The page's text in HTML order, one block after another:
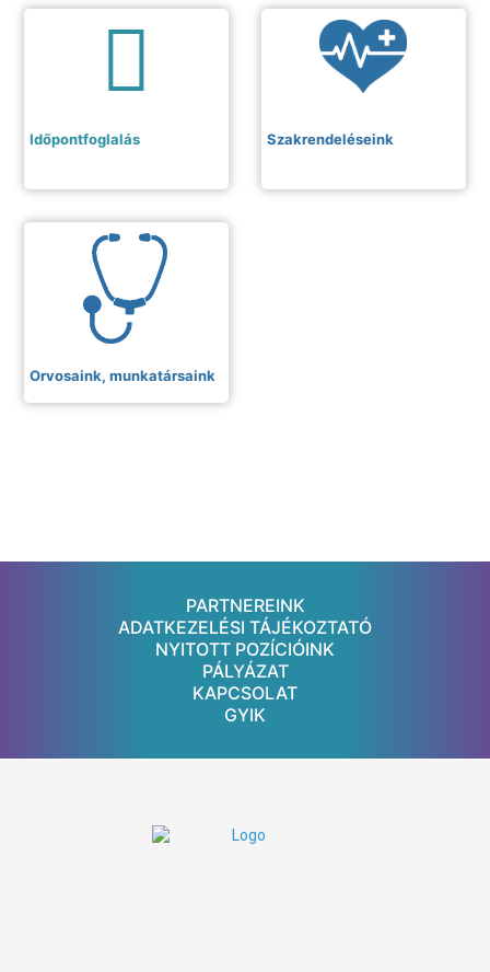
Időpontfoglalás Szakrendeléseink
Orvosaink, munkatársaink
PARTNEREINK
ADATKEZELÉSI TÁJÉKOZTATÓ
NYITOTT POZÍCIÓINK
PÁLYÁZAT
KAPCSOLAT
GYIK